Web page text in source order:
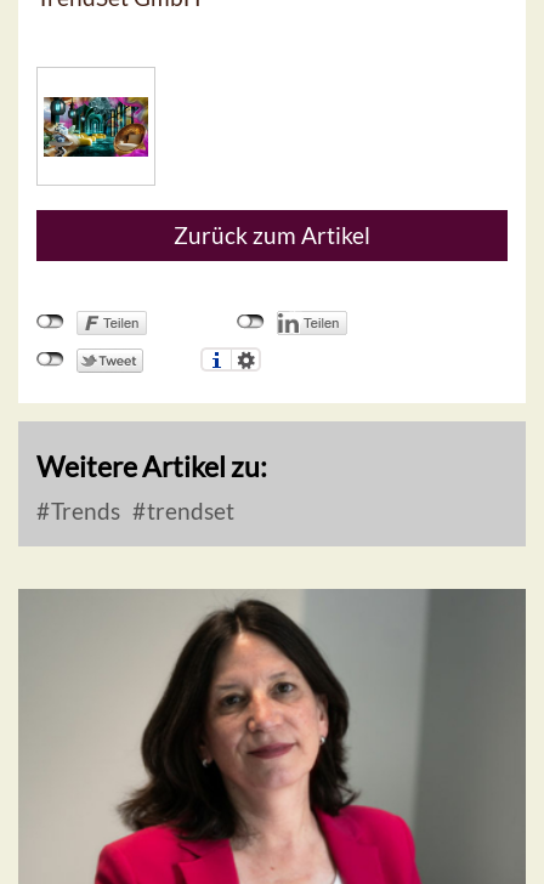
Zurück zum Artikel
Weitere Artikel zu:
Trends trendset